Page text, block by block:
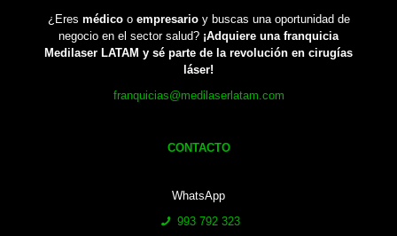
¿Eres médicoo empresarioy buscas una oportunidad de
negocio en el sector salud? ¡Adquiere una franquicia
Medilaser LATAM y sé parte de la revolución en cirugías
láser!
franquicias@medilaserlatam.com
CONTACTO
WhatsApp
993 792 323